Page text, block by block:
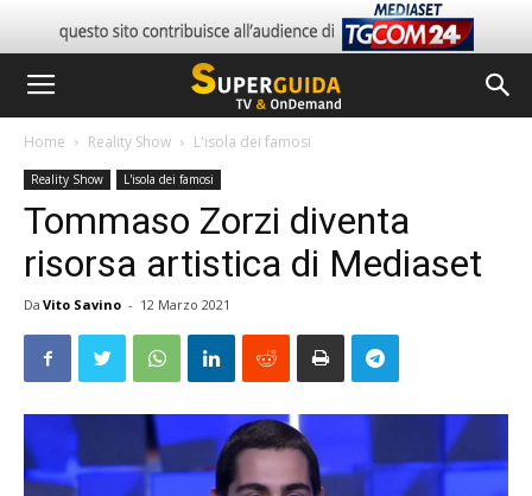
Home Reality Show L'isola dei famosi
Reality Show L'isola dei famosi
Tommaso Zorzi diventa
risorsa artistica di Mediaset
Da Vito Savino - 12 Marzo 2021